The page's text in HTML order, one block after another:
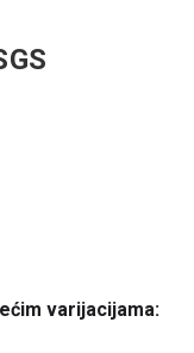
varijacijama: